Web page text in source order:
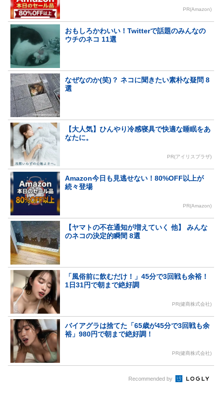
PR(Amazon)
おもしろかわいい！Twitterで話題のみんなの
ウチのネコ 11選
なぜなのか(笑)？ ネコに聞きたい素朴な疑問 8
選
【大人気】ひんやり冷感寝具で快適な睡眠をあ
なたに。
PR(アイリスプラザ)
Amazon今日も見逃せない！80%OFF以上が
続々登場
PR(Amazon)
【ヤマトの不在通知が増えていく 他】 みんな
のネコの決定的瞬間 8選
「風俗前に飲むだけ！」45分で3回戦も余裕！
1日31円で朝まで絶好調
PR(健商株式会社)
バイアグラは捨てた「65歳が45分で3回戦も余
裕」980円で朝まで絶好調！
PR(健商株式会社)
Recommended by